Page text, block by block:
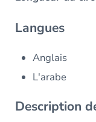
Langues
Anglais
L'arabe
Description